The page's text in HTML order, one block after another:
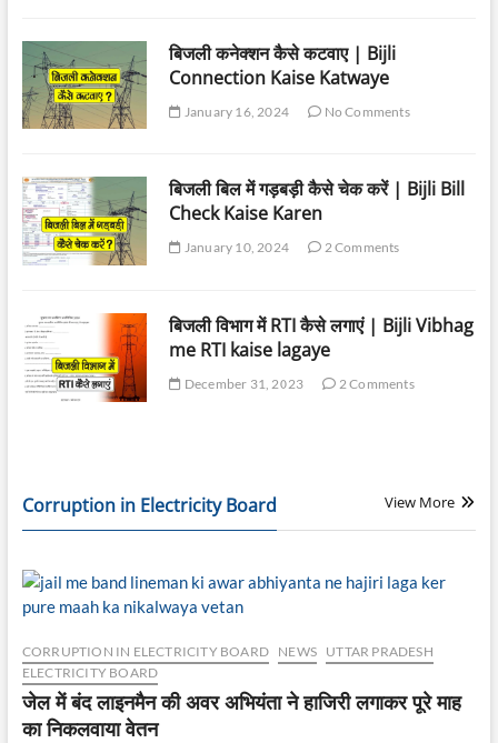
बिजली कनेक्शन कैसे कटवाए | Bijli
Connection Kaise Katwaye
January 16, 2024 No Comments
बिजली बिल में गड़बड़ी कैसे चेक करें | Bijli Bill
Check Kaise Karen
January 10, 2024 2 Comments
बिजली विभाग में RTI कैसे लगाएं | Bijli Vibhag
me RTI kaise lagaye
December 31, 2023 2 Comments
Corruption in Electricity Board View More
CORRUPTION IN ELECTRICITY BOARD NEWS
UTTAR PRADESH
ELECTRICITY BOARD
जेल में बंद लाइनमैन की अवर अभियंता ने हाजिरी लगाकर पूरे माह
का निकलवाया वेतन